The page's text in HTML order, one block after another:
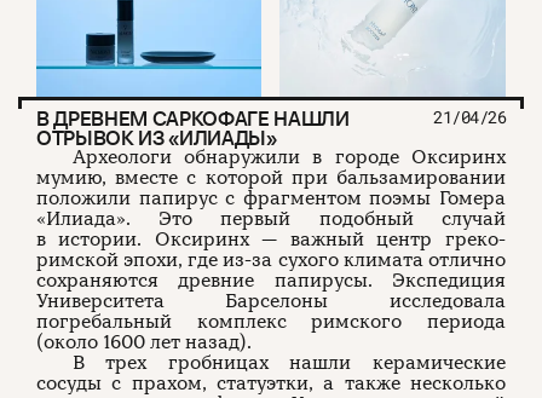
В ДРЕВНЕМ САРКОФАГЕ НАШЛИ
ОТРЫВОК ИЗ «ИЛИАДЫ»
21/04/26
Археологи обнаружили в городе Оксиринх
мумию, вместе с которой при бальзамировании
положили папирус с фрагментом поэмы Гомера
«Илиада». Это первый подобный случай
в истории. Оксиринх — важный центр греко-
римской эпохи, где из-за сухого климата отлично
сохраняются древние папирусы. Экспедиция
Университета Барселоны исследовала
погребальный комплекс римского периода
(около 1600 лет назад).
В трех гробницах нашли керамические
сосуды с прахом, статуэтки, а также несколько
Подписаться на журнал
Пользовательское соглашение
Политика конфиденциальности
16+
(c) ЧТИВО 2026. Все права защищены
Разработка:Astroshock